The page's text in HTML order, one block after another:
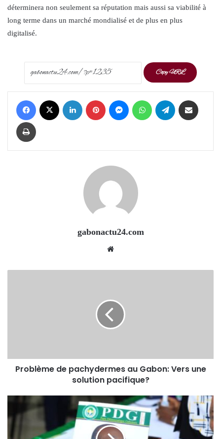
déterminera non seulement sa réputation mais aussi sa viabilité à
long terme dans un marché mondialisé et de plus en plus
digitalisé.
Copy URL
Facebook LinkedIn Pinterest Messenger WhatsApp Telegram
Print
gabonactu24.com
Problème de pachydermes au Gabon: Vers une
solution pacifique?